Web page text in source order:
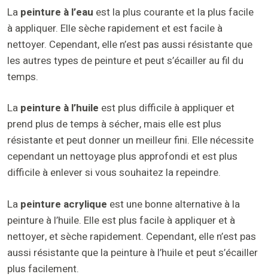
La peinture à l’eau est la plus courante et la plus facile
à appliquer. Elle sèche rapidement et est facile à
nettoyer. Cependant, elle n’est pas aussi résistante que
les autres types de peinture et peut s’écailler au fil du
temps.
La peinture à l’huile est plus difficile à appliquer et
prend plus de temps à sécher, mais elle est plus
résistante et peut donner un meilleur fini. Elle nécessite
cependant un nettoyage plus approfondi et est plus
difficile à enlever si vous souhaitez la repeindre.
La peinture acrylique est une bonne alternative à la
peinture à l’huile. Elle est plus facile à appliquer et à
nettoyer, et sèche rapidement. Cependant, elle n’est pas
aussi résistante que la peinture à l’huile et peut s’écailler
plus facilement.